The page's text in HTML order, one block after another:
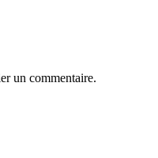
un commentaire.